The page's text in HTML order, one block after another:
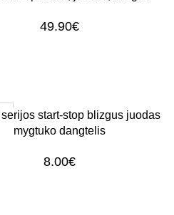
49.90€
serijos start-stop blizgus juodas
mygtuko dangtelis
8.00€